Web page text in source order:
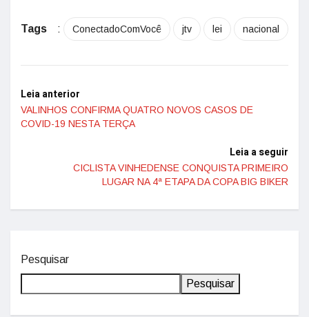
Tags : ConectadoComVocê jtv lei nacional
Leia anterior
VALINHOS CONFIRMA QUATRO NOVOS CASOS DE
COVID-19 NESTA TERÇA
Leia a seguir
CICLISTA VINHEDENSE CONQUISTA PRIMEIRO
LUGAR NA 4ª ETAPA DA COPA BIG BIKER
Pesquisar
Pesquisar